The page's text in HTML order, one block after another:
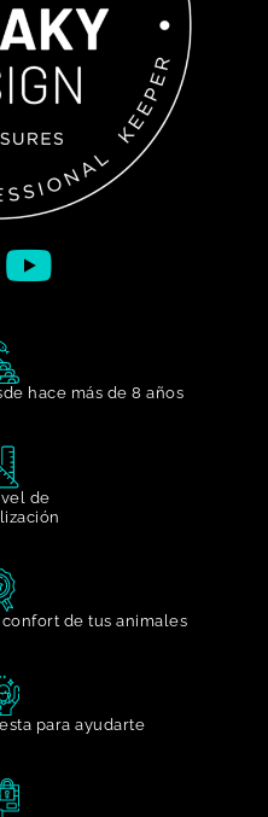
hace más de 8 años
de
de tus animales
para ayudarte​